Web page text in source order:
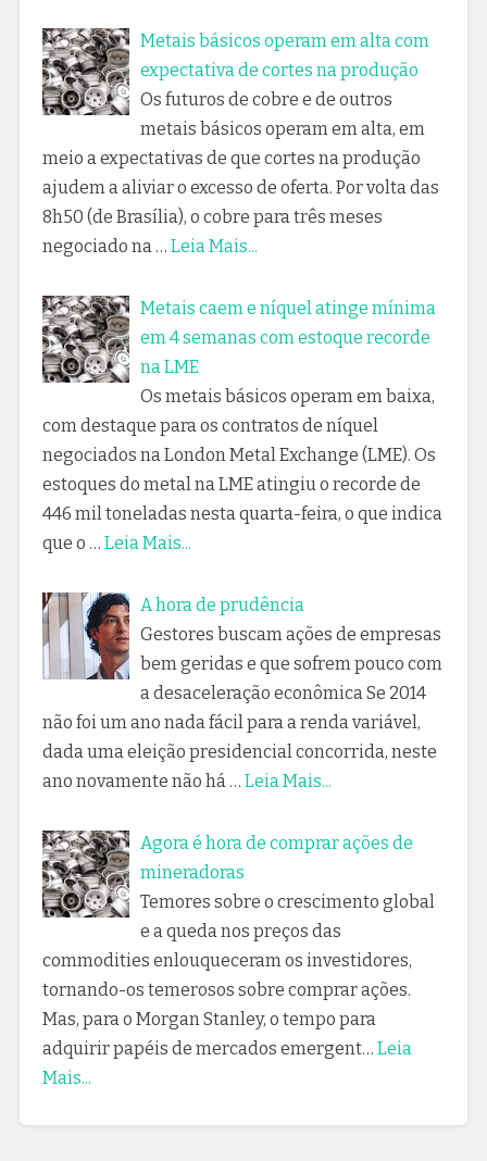
Metais básicos operam em alta com
expectativa de cortes na produção
Os futuros de cobre e de outros
metais básicos operam em alta, em
meio a expectativas de que cortes na produção
ajudem a aliviar o excesso de oferta. Por volta das
8h50 (de Brasília), o cobre para três meses
negociado na … Leia Mais...
Metais caem e níquel atinge mínima
em 4 semanas com estoque recorde
na LME
Os metais básicos operam em baixa,
com destaque para os contratos de níquel
negociados na London Metal Exchange (LME). Os
estoques do metal na LME atingiu o recorde de
446 mil toneladas nesta quarta-feira, o que indica
que o … Leia Mais...
A hora de prudência
Gestores buscam ações de empresas
bem geridas e que sofrem pouco com
a desaceleração econômica Se 2014
não foi um ano nada fácil para a renda variável,
dada uma eleição presidencial concorrida, neste
ano novamente não há … Leia Mais...
Agora é hora de comprar ações de
mineradoras
Temores sobre o crescimento global
e a queda nos preços das
commodities enlouqueceram os investidores,
tornando-os temerosos sobre comprar ações.
Mas, para o Morgan Stanley, o tempo para
adquirir papéis de mercados emergent… Leia
Mais...